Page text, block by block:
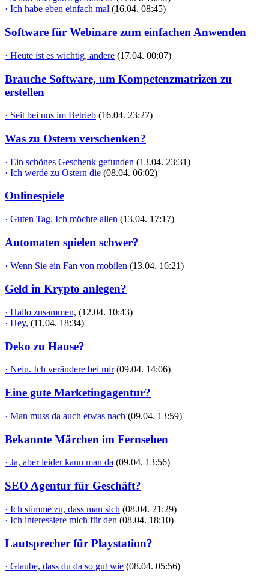
· Ich habe eben einfach mal (16.04. 08:45)
Software für Webinare zum einfachen Anwenden
· Heute ist es wichtig, andere (17.04. 00:07)
Brauche Software, um Kompetenzmatrizen zu
erstellen
· Seit bei uns im Betrieb (16.04. 23:27)
Was zu Ostern verschenken?
· Ein schönes Geschenk gefunden (13.04. 23:31)
· Ich werde zu Ostern die (08.04. 06:02)
Onlinespiele
· Guten Tag. Ich möchte allen (13.04. 17:17)
Automaten spielen schwer?
· Wenn Sie ein Fan von mobilen (13.04. 16:21)
Geld in Krypto anlegen?
· Hallo zusammen, (12.04. 10:43)
· Hey, (11.04. 18:34)
Deko zu Hause?
· Nein. Ich verändere bei mir (09.04. 14:06)
Eine gute Marketingagentur?
· Man muss da auch etwas nach (09.04. 13:59)
Bekannte Märchen im Fernsehen
· Ja, aber leider kann man da (09.04. 13:56)
SEO Agentur für Geschäft?
· Ich stimme zu, dass man sich (08.04. 21:29)
· Ich interessiere mich für den (08.04. 18:10)
Lautsprecher für Playstation?
· Glaube, dass du da so gut wie (08.04. 05:56)